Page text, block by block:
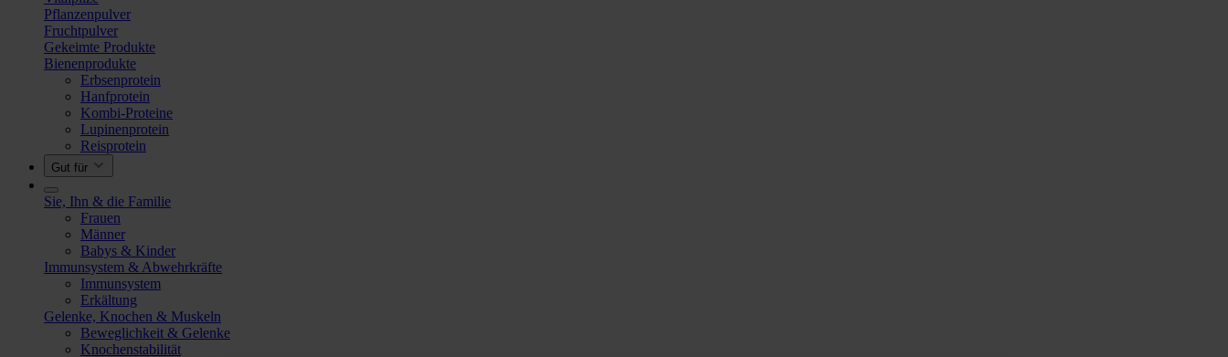
Pflanzenpulver
Fruchtpulver
Gekeimte Produkte
Bienenprodukte
Erbsenprotein
Hanfprotein
Kombi-Proteine
Lupinenprotein
Reisprotein
Gut für
Sie, Ihn & die Familie
Frauen
Männer
Babys & Kinder
Immunsystem & Abwehrkräfte
Immunsystem
Erkältung
Gelenke, Knochen & Muskeln
Beweglichkeit & Gelenke
Knochenstabilität